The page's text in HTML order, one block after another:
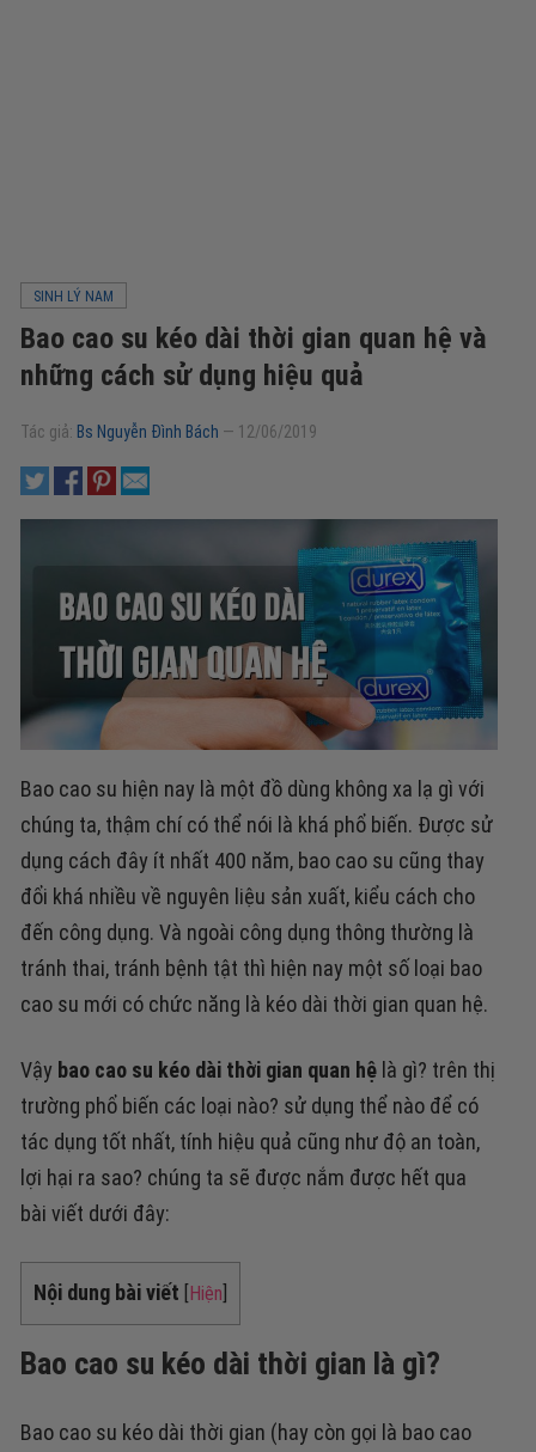
SINH LÝ NAM
Bao cao su kéo dài thời gian quan hệ và
những cách sử dụng hiệu quả
Tác giả: Bs Nguyễn Đình Bách — 12/06/2019
Bao cao su hiện nay là một đồ dùng không xa lạ gì với
chúng ta, thậm chí có thể nói là khá phổ biến. Được sử
dụng cách đây ít nhất 400 năm, bao cao su cũng thay
đổi khá nhiều về nguyên liệu sản xuất, kiểu cách cho
đến công dụng. Và ngoài công dụng thông thường là
tránh thai, tránh bệnh tật thì hiện nay một số loại bao
cao su mới có chức năng là kéo dài thời gian quan hệ.
Vậy bao cao su kéo dài thời gian quan hệ là gì? trên thị
trường phổ biến các loại nào? sử dụng thể nào để có
tác dụng tốt nhất, tính hiệu quả cũng như độ an toàn,
lợi hại ra sao? chúng ta sẽ được nắm được hết qua
bài viết dưới đây:
Nội dung bài viết Hiện
Bao cao su kéo dài thời gian là gì?
Bao cao su kéo dài thời gian (hay còn gọi là bao cao